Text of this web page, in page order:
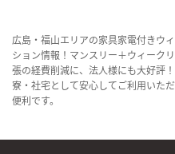
広島・福山エリアの家具家電付きウ
ション情報！マンスリー＋ウィーク
張の経費削減に、法人様にも大好評！
寮・社宅として安心してご利用いた
便利です。